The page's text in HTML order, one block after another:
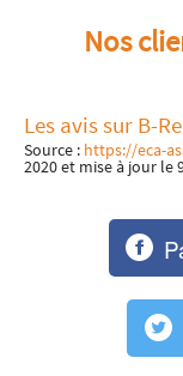
Nos
Les avis sur B-
Source : https://eca-
2020 et mise à jour le